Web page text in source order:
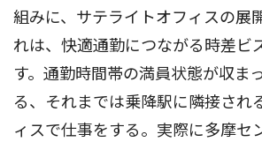
組みに、サテライトオフィスの展
れは、快適通勤につながる時差ビ
す。通勤時間帯の満員状態が収ま
る、それまでは乗降駅に隣接され
ィスで仕事をする。実際に多摩セ